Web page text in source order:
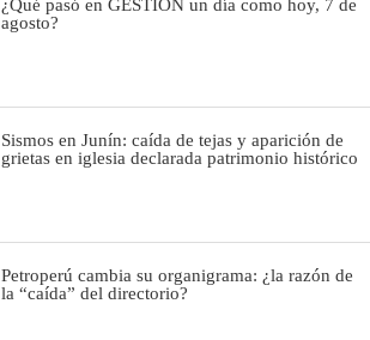
¿Qué pasó en GESTIÓN un día como hoy, 7 de
agosto?
Sismos en Junín: caída de tejas y aparición de
grietas en iglesia declarada patrimonio histórico
Petroperú cambia su organigrama: ¿la razón de
la “caída” del directorio?